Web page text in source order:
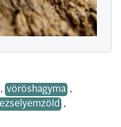
, vöröshagyma ,
,